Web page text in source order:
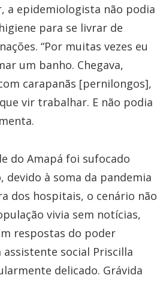
a epidemiologista não podia
para se livrar de
“Por muitas vezes eu
um banho. Chegava,
carapanãs [pernilongos],
vir trabalhar. E não podia
do Amapá foi sufocado
devido à soma da pandemia
dos hospitais, o cenário não
vivia sem notícias,
respostas do poder
assistente social Priscilla
delicado. Grávida